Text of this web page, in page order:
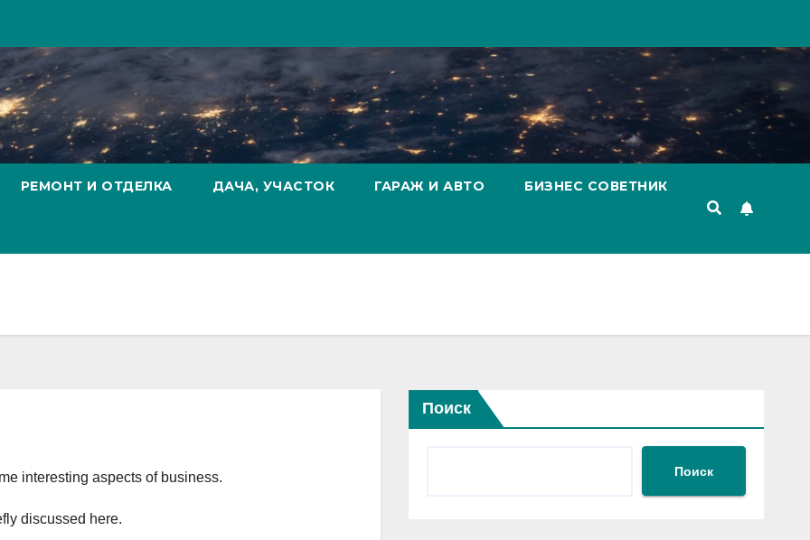
РЕМОНТ И ОТДЕЛКА ДАЧА, УЧАСТОК ГАРАЖ И АВТО БИЗНЕС СОВЕТНИК
interesting aspects of business.
discussed here.
Поиск
Поиск